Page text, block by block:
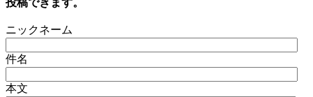
ニックネーム
件名
本文